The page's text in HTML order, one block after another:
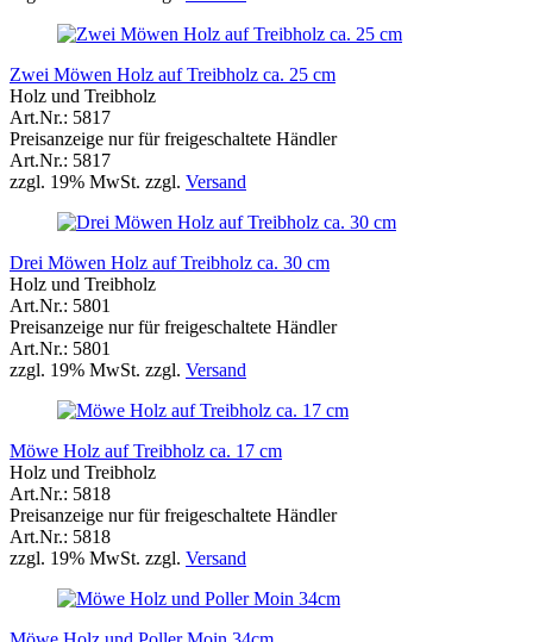
Zwei Möwen Holz auf Treibholz ca. 25 cm
Holz und Treibholz
Art.Nr.: 5817
Preisanzeige nur für freigeschaltete Händler
Art.Nr.: 5817
zzgl. 19% MwSt. zzgl. Versand
Drei Möwen Holz auf Treibholz ca. 30 cm
Holz und Treibholz
Art.Nr.: 5801
Preisanzeige nur für freigeschaltete Händler
Art.Nr.: 5801
zzgl. 19% MwSt. zzgl. Versand
Möwe Holz auf Treibholz ca. 17 cm
Holz und Treibholz
Art.Nr.: 5818
Preisanzeige nur für freigeschaltete Händler
Art.Nr.: 5818
zzgl. 19% MwSt. zzgl. Versand